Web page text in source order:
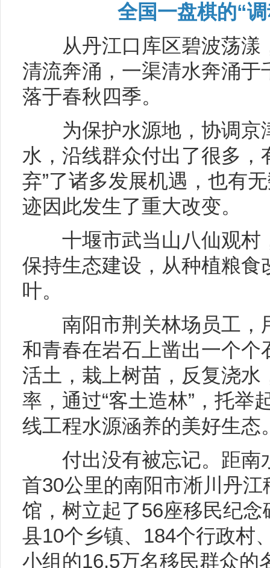
全国一盘棋的“
从丹江口库区碧波荡漾
清流奔涌，一渠清水奔涌于
落于春秋四季。
为保护水源地，协调京
水，沿线群众付出了很多，
弃”了诸多发展机遇，也有
迹因此发生了重大改变。
十堰市武当山八仙观村
保持生态建设，从种植粮食
叶。
南阳市荆关林场员工，
和青春在岩石上凿出一个个
活土，栽上树苗，反复浇水
率，通过“客土造林”，托举
线工程水源涵养的美好生态
付出没有被忘记。距南
首30公里的南阳市淅川丹
馆，树立起了56座移民纪
县10个乡镇、184个行政村
小组的16.5万名移民群众的